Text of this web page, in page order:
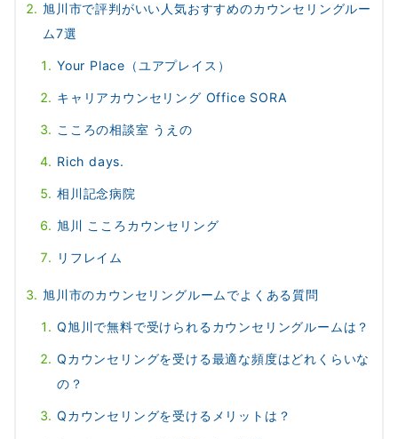
旭川市で評判がいい人気おすすめのカウンセリングルー
ム7選
Your Place（ユアプレイス）
キャリアカウンセリング Office SORA
こころの相談室 うえの
Rich days.
相川記念病院
旭川 こころカウンセリング
リフレイム
旭川市のカウンセリングルームでよくある質問
Q旭川で無料で受けられるカウンセリングルームは？
Qカウンセリングを受ける最適な頻度はどれくらいな
の？
Qカウンセリングを受けるメリットは？